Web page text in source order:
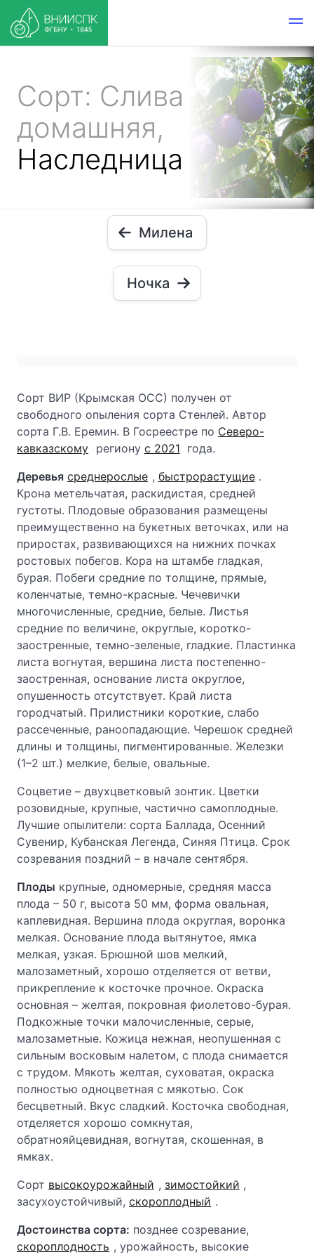
Сорт: Слива
домашняя,
Наследница
Милена
Ночка
Сорт ВИР (Крымская ОСС) получен от
свободного опыления сорта Стенлей. Автор
сорта Г.В. Еремин. В Госреестре по Северо-
кавказскому региону с 2021 года.
Деревья среднерослые , быстрорастущие .
Крона метельчатая, раскидистая, средней
густоты. Плодовые образования размещены
преимущественно на букетных веточках, или на
приростах, развивающихся на нижних почках
ростовых побегов. Кора на штамбе гладкая,
бурая. Побеги средние по толщине, прямые,
коленчатые, темно-красные. Чечевички
многочисленные, средние, белые. Листья
средние по величине, округлые, коротко-
заостренные, темно-зеленые, гладкие. Пластинка
листа вогнутая, вершина листа постепенно-
заостренная, основание листа округлое,
опушенность отсутствует. Край листа
городчатый. Прилистники короткие, слабо
рассеченные, раноопадающие. Черешок средней
длины и толщины, пигментированные. Железки
(1–2 шт.) мелкие, белые, овальные.
Соцветие – двухцветковый зонтик. Цветки
розовидные, крупные, частично самоплодные.
Лучшие опылители: сорта Баллада, Осенний
Сувенир, Кубанская Легенда, Синяя Птица. Срок
созревания поздний – в начале сентября.
Плоды крупные, одномерные, средняя масса
плода – 50 г, высота 50 мм, форма овальная,
каплевидная. Вершина плода округлая, воронка
мелкая. Основание плода вытянутое, ямка
мелкая, узкая. Брюшной шов мелкий,
малозаметный, хорошо отделяется от ветви,
прикрепление к косточке прочное. Окраска
основная – желтая, покровная фиолетово-бурая.
Подкожные точки малочисленные, серые,
малозаметные. Кожица нежная, неопушенная с
сильным восковым налетом, с плода снимается
с трудом. Мякоть желтая, суховатая, окраска
полностью одноцветная с мякотью. Сок
бесцветный. Вкус сладкий. Косточка свободная,
отделяется хорошо сомкнутая,
обратнояйцевидная, вогнутая, скошенная, в
ямках.
Сорт высокоурожайный , зимостойкий ,
засухоустойчивый, скороплодный .
Достоинства сорта: позднее созревание,
скороплодность , урожайность, высокие